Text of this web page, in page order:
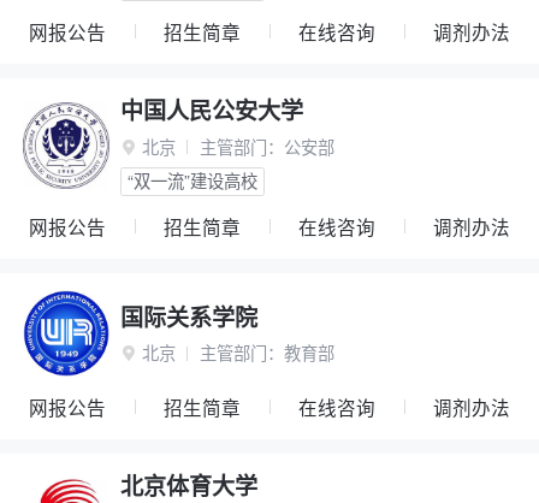
网报公告 招生简章 在线咨询 调剂办法
中国人民公安大学
 北京 主管部门： 公安部
“双一流”建设高校
网报公告 招生简章 在线咨询 调剂办法
国际关系学院
 北京 主管部门： 教育部
网报公告 招生简章 在线咨询 调剂办法
北京体育大学